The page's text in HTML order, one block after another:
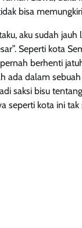
bisa
aku sudah
Seperti kota
pernah berhenti
ada dalam
saksi bisu
seperti kota ini